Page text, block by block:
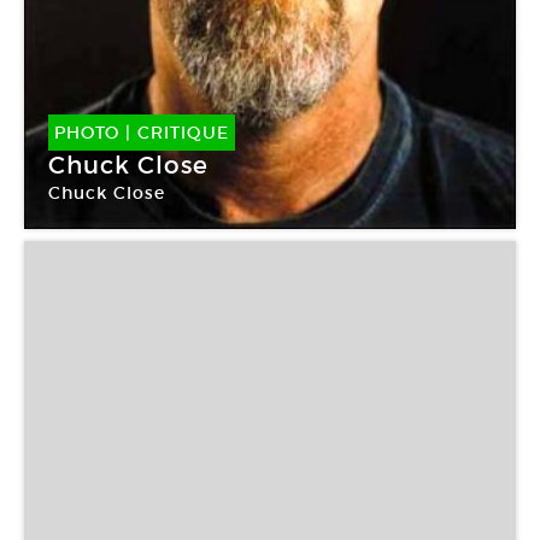
PHOTO | CRITIQUE
Chuck Close
Chuck Close